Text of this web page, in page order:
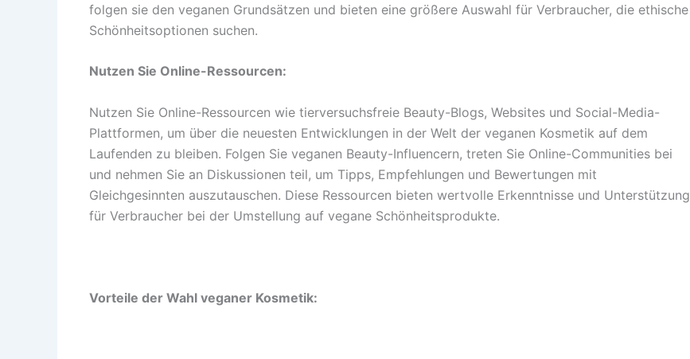
folgen sie den veganen Grundsätzen und bieten eine größere Auswahl für Verbraucher, die ethische
Schönheitsoptionen suchen.
Nutzen Sie Online-Ressourcen:
Nutzen Sie Online-Ressourcen wie tierversuchsfreie Beauty-Blogs, Websites und Social-Media-
Plattformen, um über die neuesten Entwicklungen in der Welt der veganen Kosmetik auf dem
Laufenden zu bleiben. Folgen Sie veganen Beauty-Influencern, treten Sie Online-Communities bei
und nehmen Sie an Diskussionen teil, um Tipps, Empfehlungen und Bewertungen mit
Gleichgesinnten auszutauschen. Diese Ressourcen bieten wertvolle Erkenntnisse und Unterstützung
für Verbraucher bei der Umstellung auf vegane Schönheitsprodukte.
Vorteile der Wahl veganer Kosmetik: